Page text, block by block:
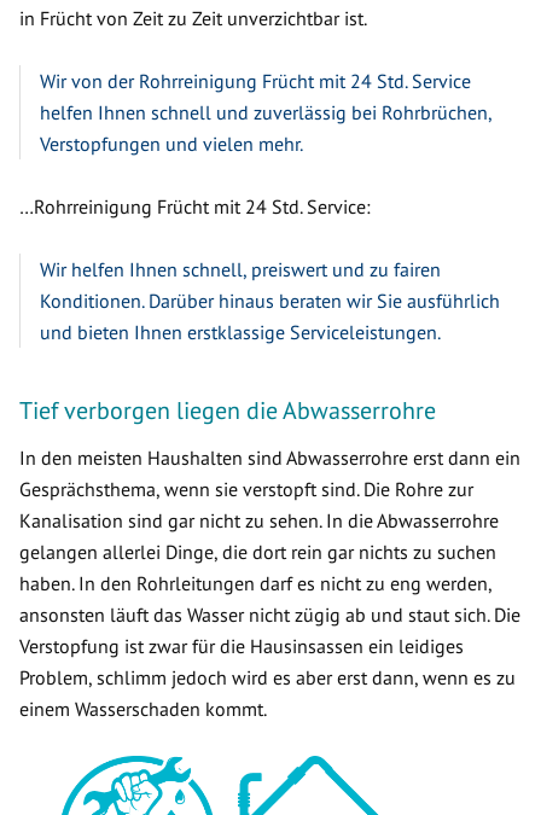
in Frücht von Zeit zu Zeit unverzichtbar ist.
Wir von der Rohrreinigung Frücht mit 24 Std. Service
helfen Ihnen schnell und zuverlässig bei Rohrbrüchen,
Verstopfungen und vielen mehr.
…Rohrreinigung Frücht mit 24 Std. Service:
Wir helfen Ihnen schnell, preiswert und zu fairen
Konditionen. Darüber hinaus beraten wir Sie ausführlich
und bieten Ihnen erstklassige Serviceleistungen.
Tief verborgen liegen die Abwasserrohre
In den meisten Haushalten sind Abwasserrohre erst dann ein
Gesprächsthema, wenn sie verstopft sind. Die Rohre zur
Kanalisation sind gar nicht zu sehen. In die Abwasserrohre
gelangen allerlei Dinge, die dort rein gar nichts zu suchen
haben. In den Rohrleitungen darf es nicht zu eng werden,
ansonsten läuft das Wasser nicht zügig ab und staut sich. Die
Verstopfung ist zwar für die Hausinsassen ein leidiges
Problem, schlimm jedoch wird es aber erst dann, wenn es zu
einem Wasserschaden kommt.